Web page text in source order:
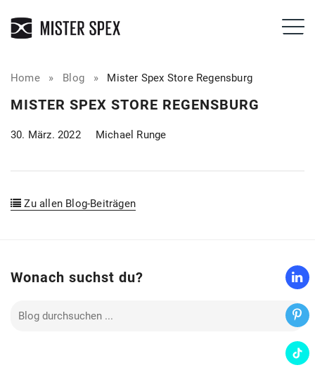
Home» Blog » Mister Spex Store Regensburg
MISTER SPEX STORE REGENSBURG
30. März. 2022 Michael Runge
Zu allen Blog-Beiträgen
Wonach suchst du?